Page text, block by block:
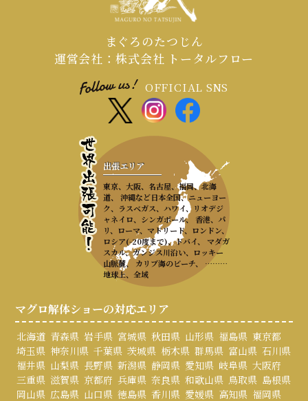
まぐろのたつじん
運営会社：株式会社 トータルフロー
OFFICIAL SNS
出張エリア
東京、大阪、名古屋、福岡、北海
道、 沖縄など日本全国、ニューヨー
ク、ラスベガス、ハワイ、リオデジ
ャネイロ、シンガポール、 香港、パ
リ、ローマ、マドリード、ロンドン、
ロシア(-20度まで)、ドバイ、 マダガ
スカル、ガンジス川沿い、ロッキー
山脈麓、 カリブ海のビーチ、 ………
地球上、全域
マグロ解体ショーの対応エリア
北海道 青森県 岩手県 宮城県 秋田県 山形県 福島県 東京都
埼玉県 神奈川県 千葉県 茨城県 栃木県 群馬県 富山県 石川県
福井県 山梨県 長野県 新潟県 静岡県 愛知県 岐阜県 大阪府
三重県 滋賀県 京都府 兵庫県 奈良県 和歌山県 鳥取県 島根県
岡山県 広島県 山口県 徳島県 香川県 愛媛県 高知県 福岡県